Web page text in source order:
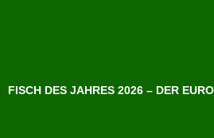
FISCH DES JAHRES 2026 – DER